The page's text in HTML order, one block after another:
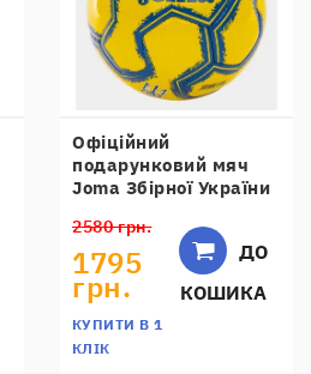
Офіційний
подарунковий мяч
Joma Збірної України
2580 грн.
1795
грн.
КУПИТИ В 1
КЛІК
ДО
КОШИКА